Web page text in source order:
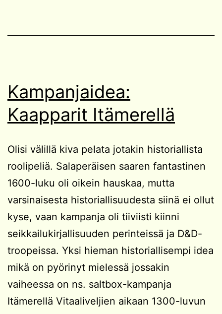
Kampanjaidea:
Kaapparit Itämerellä
Olisi välillä kiva pelata jotakin historiallista
roolipeliä. Salaperäisen saaren fantastinen
1600-luku oli oikein hauskaa, mutta
varsinaisesta historiallisuudesta siinä ei ollut
kyse, vaan kampanja oli tiiviisti kiinni
seikkailukirjallisuuden perinteissä ja D&D-
troopeissa. Yksi hieman historiallisempi idea
mikä on pyörinyt mielessä jossakin
vaiheessa on ns. saltbox-kampanja
Itämerellä Vitaaliveljien aikaan 1300-luvun